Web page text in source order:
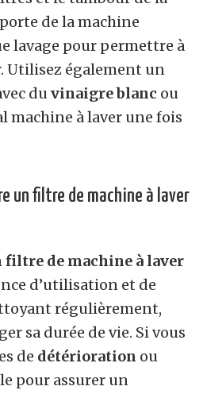
de la machine
lavage pour permettre à
Utilisez également un
du vinaigre blanc ou
machine à laver une fois
un filtre de machine à laver
filtre de machine à laver
d’utilisation et de
régulièrement,
sa durée de vie. Si vous
de détérioration ou
pour assurer un